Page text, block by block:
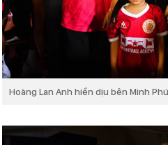
Hoàng Lan Anh hiền dịu bên Minh